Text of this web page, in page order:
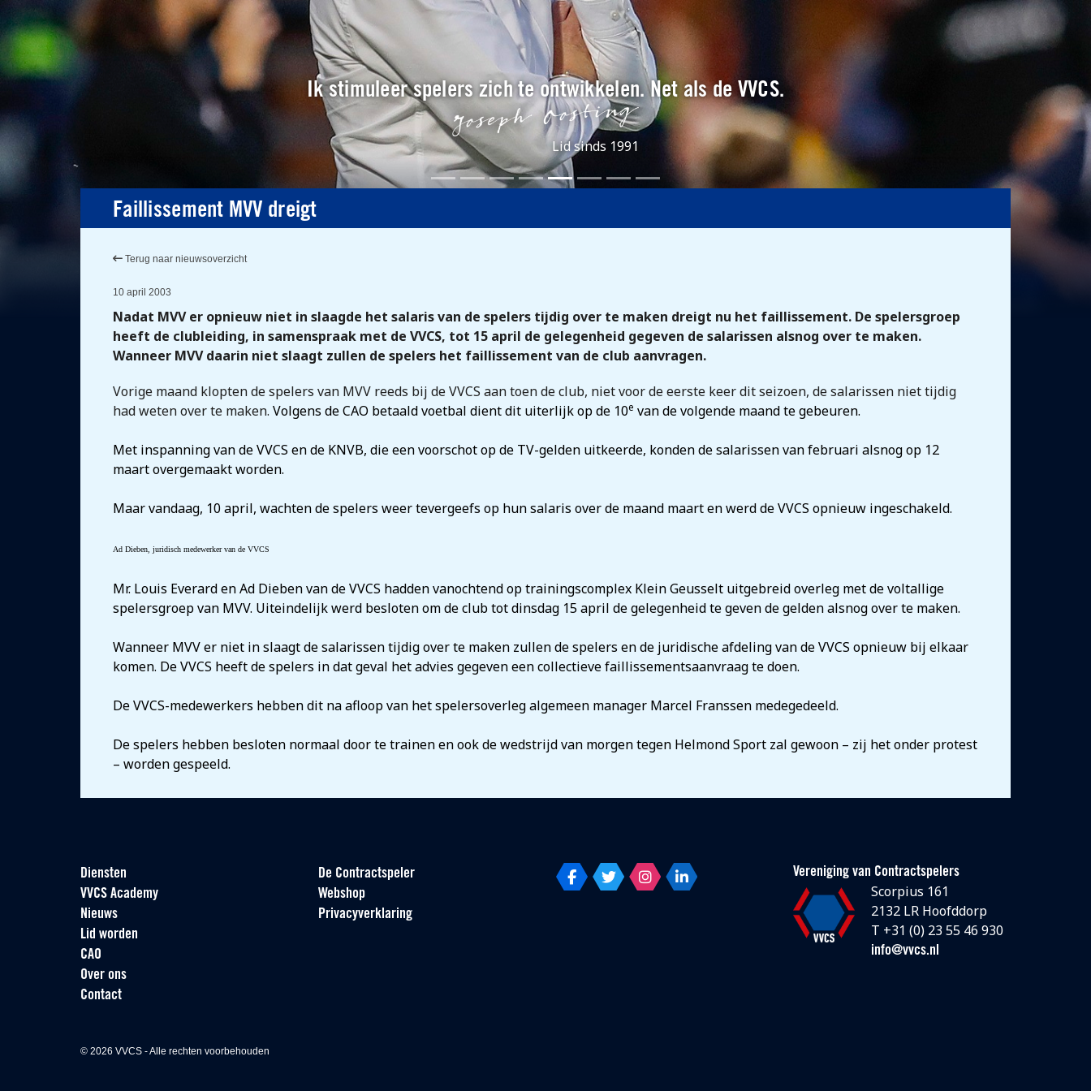
Ik stimuleer spelers zich te ontwikkelen. Net als de VVCS.
Lid sinds 1991
Faillissement MVV dreigt
Terug naar nieuwsoverzicht
10 april 2003
Nadat MVV er opnieuw niet in slaagde het salaris van de spelers tijdig over te maken dreigt nu het faillissement. De spelersgroep
heeft de clubleiding, in samenspraak met de VVCS, tot 15 april de gelegenheid gegeven de salarissen alsnog over te maken.
Wanneer MVV daarin niet slaagt zullen de spelers het faillissement van de club aanvragen.
Vorige maand klopten de spelers van MVV reeds bij de VVCS aan toen de club, niet voor de eerste keer dit seizoen, de salarissen niet tijdig
had weten over te maken. Volgens de CAO betaald voetbal dient dit uiterlijk op de 10e van de volgende maand te gebeuren.
Met inspanning van de VVCS en de KNVB, die een voorschot op de TV-gelden uitkeerde, konden de salarissen van februari alsnog op 12
maart overgemaakt worden.
Maar vandaag, 10 april, wachten de spelers weer tevergeefs op hun salaris over de maand maart en werd de VVCS opnieuw ingeschakeld.
Ad Dieben, juridisch medewerker van de VVCS
Mr. Louis Everard en Ad Dieben van de VVCS hadden vanochtend op trainingscomplex Klein Geusselt uitgebreid overleg met de voltallige
spelersgroep van MVV. Uiteindelijk werd besloten om de club tot dinsdag 15 april de gelegenheid te geven de gelden alsnog over te maken.
Wanneer MVV er niet in slaagt de salarissen tijdig over te maken zullen de spelers en de juridische afdeling van de VVCS opnieuw bij elkaar
komen. De VVCS heeft de spelers in dat geval het advies gegeven een collectieve faillissementsaanvraag te doen.
De VVCS-medewerkers hebben dit na afloop van het spelersoverleg algemeen manager Marcel Franssen medegedeeld.
De spelers hebben besloten normaal door te trainen en ook de wedstrijd van morgen tegen Helmond Sport zal gewoon – zij het onder protest
– worden gespeeld.
Diensten
VVCS Academy
Nieuws
Lid worden
CAO
Over ons
Contact
De Contractspeler
Webshop
Privacyverklaring
Vereniging van Contractspelers
Scorpius 161
2132 LR Hoofddorp
T +31 (0) 23 55 46 930
info@vvcs.nl
© 2026 VVCS - Alle rechten voorbehouden